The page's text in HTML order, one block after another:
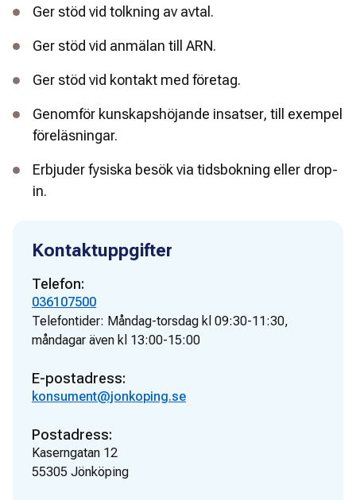
Ger stöd vid tolkning av avtal.
Ger stöd vid anmälan till ARN.
Ger stöd vid kontakt med företag.
Genomför kunskapshöjande insatser, till exempel
föreläsningar.
Erbjuder fysiska besök via tidsbokning eller drop-
in.
Kontaktuppgifter
Telefon:
036107500
Telefontider: Måndag-torsdag kl 09:30-11:30,
måndagar även kl 13:00-15:00
E-postadress:
konsument@jonkoping.se
Postadress:
Kaserngatan 12
55305 Jönköping